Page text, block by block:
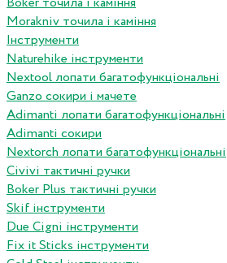
Morakniv точила і каміння
Інструменти
Naturehike інструменти
Nextool лопати багатофункціональні
Ganzo сокири і мачете
Adimanti лопати багатофункціональні
Adimanti сокири
Nextorch лопати багатофункціональні
Сivivi тактичні ручки
Boker Plus тактичні ручки
Skif інструменти
Due Cigni інструменти
Fix it Sticks інструменти